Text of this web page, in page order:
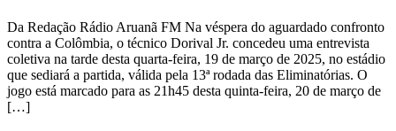
Da Redação Rádio Aruanã FM Na véspera do aguardado confronto
contra a Colômbia, o técnico Dorival Jr. concedeu uma entrevista
coletiva na tarde desta quarta-feira, 19 de março de 2025, no estádio
que sediará a partida, válida pela 13ª rodada das Eliminatórias. O
jogo está marcado para as 21h45 desta quinta-feira, 20 de março de
[…]